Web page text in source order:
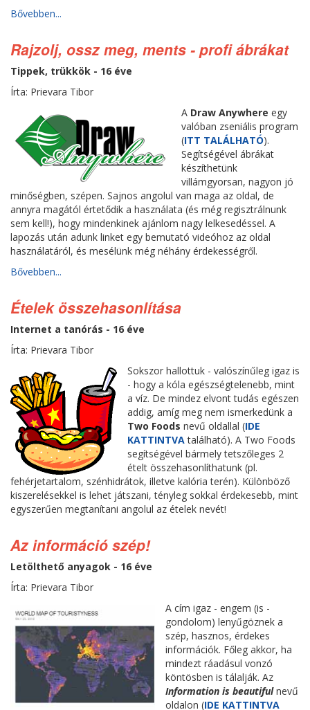
Bővebben...
Rajzolj, ossz meg, ments - profi ábrákat
Tippek, trükkök - 16 éve
Írta: Prievara Tibor
A Draw Anywhere egy
valóban zseniális program
(ITT TALÁLHATÓ).
Segítségével ábrákat
készíthetünk
villámgyorsan, nagyon jó
minőségben, szépen. Sajnos angolul van maga az oldal, de
annyra magától értetődik a használata (és még regisztrálnunk
sem kell!), hogy mindenkinek ajánlom nagy lelkesedéssel. A
lapozás után adunk linket egy bemutató videóhoz az oldal
használatáról, és mesélünk még néhány érdekességről.
Bővebben...
Ételek összehasonlítása
Internet a tanórás - 16 éve
Írta: Prievara Tibor
Sokszor hallottuk - valószínűleg igaz is
- hogy a kóla egészségtelenebb, mint
a víz. De mindez elvont tudás egészen
addig, amíg meg nem ismerkedünk a
Two Foods nevű oldallal (IDE
KATTINTVAtalálható). A Two Foods
segítségével bármely tetszőleges 2
ételt összehasonlíthatunk (pl.
fehérjetartalom, szénhidrátok, illetve kalória terén). Különböző
kiszerelésekkel is lehet játszani, tényleg sokkal érdekesebb, mint
egyszerűen megtanítani angolul az ételek nevét!
Az információ szép!
Letölthető anyagok - 16 éve
Írta: Prievara Tibor
A cím igaz - engem (is -
gondolom) lenyűgöznek a
szép, hasznos, érdekes
információk. Főleg akkor, ha
mindezt ráadásul vonzó
köntösben is tálalják. Az
Information is beautifulnevű
oldalon (IDE KATTINTVA